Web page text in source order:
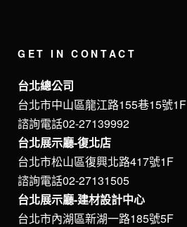
GET IN CONTACT
台北總公司
台北市中山區龍江路155巷15號1F
諮詢電話02-27139992
台北展示廳-復北店
台北市松山區復興北路417號1F
諮詢電話02-27131505
台北展示廳-建材設計中心
台北市內湖區新湖一路185號5F